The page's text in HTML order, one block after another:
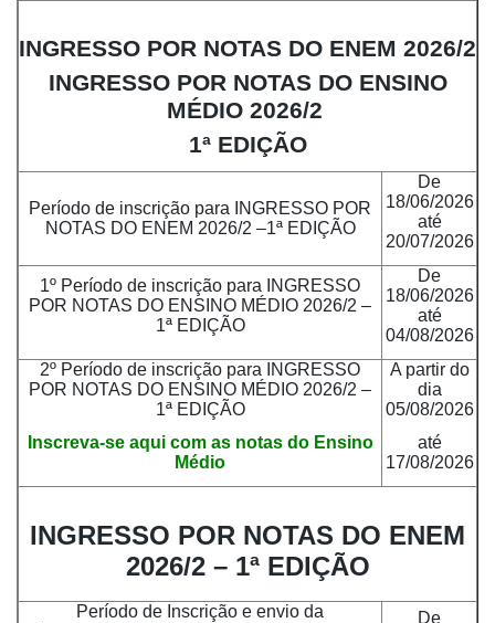
INGRESSO POR NOTAS DO ENEM 2026/2
INGRESSO POR NOTAS DO ENSINO
MÉDIO 2026/2
1ª EDIÇÃO
Período de inscrição para INGRESSO POR
NOTAS DO ENEM 2026/2 –1ª EDIÇÃO
De
18/06/2026
até
20/07/2026
1º Período de inscrição para INGRESSO
POR NOTAS DO ENSINO MÉDIO 2026/2 –
1ª EDIÇÃO
De
18/06/2026
até
04/08/2026
2º Período de inscrição para INGRESSO
POR NOTAS DO ENSINO MÉDIO 2026/2 –
1ª EDIÇÃO
Inscreva-se aqui com as notas do Ensino
Médio
A partir do
dia
05/08/2026
até
17/08/2026
INGRESSO POR NOTAS DO ENEM
2026/2 – 1ª EDIÇÃO
Período de Inscrição e envio da
De